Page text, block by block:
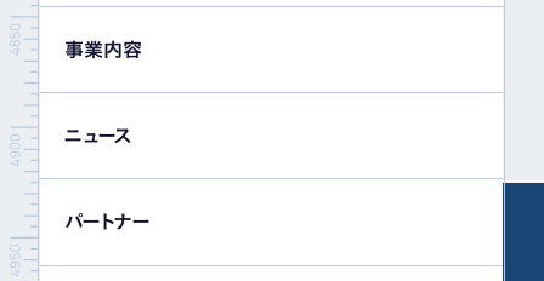
事業内容
ニュース
パートナー